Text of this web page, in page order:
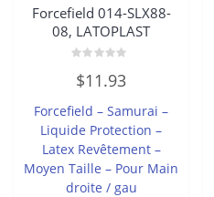
Forcefield 014-SLX88-
08, LATOPLAST
0
sur
$11.93
Forcefield – Samurai –
Liquide Protection –
Latex Revêtement –
Moyen Taille – Pour Main
droite / gau